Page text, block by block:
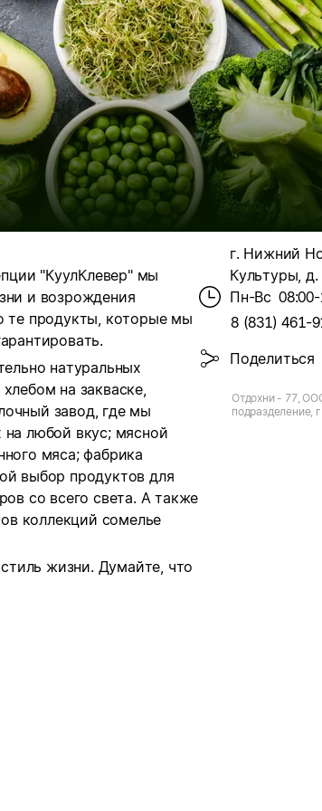
"КуулКлевер" мы
и возрождения
те продукты, которые мы
натуральных
на закваске,
завод, где мы
любой вкус; мясной
мяса; фабрика
выбор продуктов для
со всего света. А также
коллекций сомелье
жизни. Думайте, что
г. Нижний
Культуры, д.
Пн-Вс
8 (831) 461-
Поделиться
Отдохни - 77,
подразделение,